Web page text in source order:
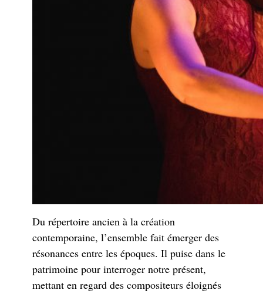
Du répertoire ancien à la création
contemporaine, l’ensemble fait émerger des
résonances entre les époques. Il puise dans le
patrimoine pour interroger notre présent,
mettant en regard des compositeurs éloignés